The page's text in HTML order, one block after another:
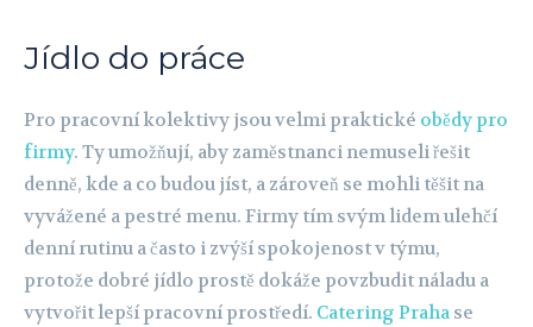
Jídlo do práce
Pro pracovní kolektivy jsou velmi praktické obědy pro
firmy. Ty umožňují, aby zaměstnanci nemuseli řešit
denně, kde a co budou jíst, a zároveň se mohli těšit na
vyvážené a pestré menu. Firmy tím svým lidem ulehčí
denní rutinu a často i zvýší spokojenost v týmu,
protože dobré jídlo prostě dokáže povzbudit náladu a
vytvořit lepší pracovní prostředí. Catering Praha se